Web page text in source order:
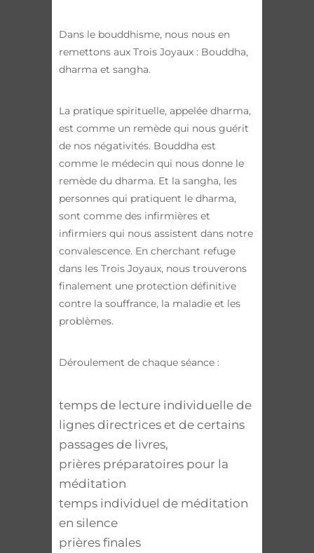
Dans le bouddhisme, nous nous en
remettons aux Trois Joyaux : Bouddha,
dharma et sangha.
La pratique spirituelle, appelée dharma,
est comme un remède qui nous guérit
de nos négativités. Bouddha est
comme le médecin qui nous donne le
remède du dharma. Et la sangha, les
personnes qui pratiquent le dharma,
sont comme des infirmières et
infirmiers qui nous assistent dans notre
convalescence. En cherchant refuge
dans les Trois Joyaux, nous trouverons
finalement une protection définitive
contre la souffrance, la maladie et les
problèmes.
Déroulement de chaque séance :
temps de lecture individuelle de
lignes directrices et de certains
passages de livres,
prières préparatoires pour la
méditation
temps individuel de méditation
en silence
prières finales